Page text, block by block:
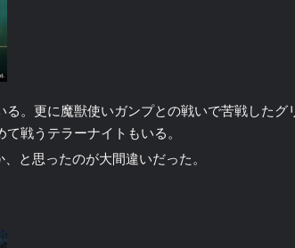
。更に魔獣使いガンプとの戦いで苦戦したグ
戦うテラーナイトもいる。
と思ったのが大間違いだった。